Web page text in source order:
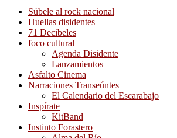
Súbele al rock nacional
Huellas disidentes
71 Decibeles
foco cultural
Agenda Disidente
Lanzamientos
Asfalto Cinema
Narraciones Transeúntes
El Calendario del Escarabajo
Inspírate
KitBand
Instinto Forastero